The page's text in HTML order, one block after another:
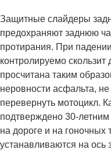
Защитные слайдеры
предохраняют заднюю
протирания. При
контролируемо
просчитана таким
неровности асфальта,
перевернуть мотоцикл.
подтверждено 30-
на дороге и на гоночных
устанавливаются на